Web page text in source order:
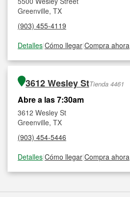
Greenville, TX
(903) 455-4119
Detalles|Cómo llegar|Compra ahora
3612 Wesley StTienda 4461
Abre a las 7:30am
3612 Wesley St
Greenville, TX
(903) 454-5446
Detalles|Cómo llegar|Compra ahora